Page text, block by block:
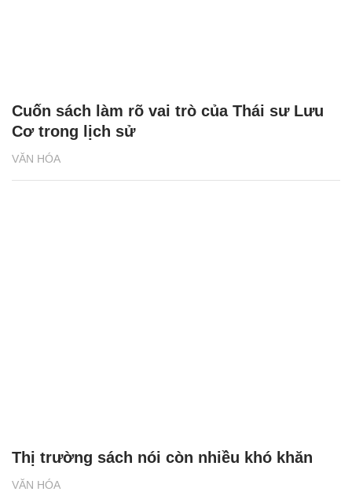
VĂN HÓA
Cuốn sách làm rõ vai trò của Thái sư Lưu
Cơ trong lịch sử
VĂN HÓA
Thị trường sách nói còn nhiều khó khăn